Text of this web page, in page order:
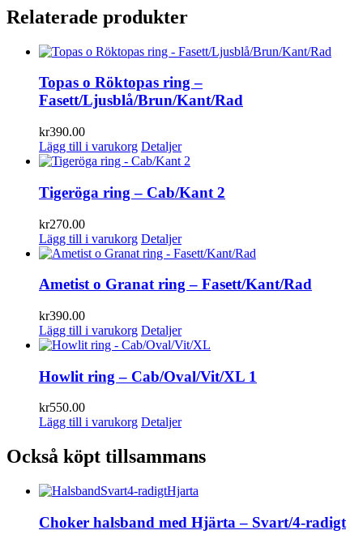
Relaterade produkter
Topas o Röktopas ring –
Fasett/Ljusblå/Brun/Kant/Rad
kr390.00
Lägg till i varukorg Detaljer
Tigeröga ring – Cab/Kant 2
kr270.00
Lägg till i varukorg Detaljer
Ametist o Granat ring – Fasett/Kant/Rad
kr390.00
Lägg till i varukorg Detaljer
Howlit ring – Cab/Oval/Vit/XL 1
kr550.00
Lägg till i varukorg Detaljer
Också köpt tillsammans
Choker halsband med Hjärta – Svart/4-radigt